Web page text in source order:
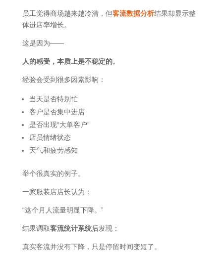
员工觉得商场越来越冷清，但客流数据分析结果却显示整
体进店率增长。
这是因为——
人的感受，本质上是不稳定的。
经验会受到很多因素影响：
当天是否特别忙
客户是否集中进店
是否出现“大单客户”
店员情绪状态
天气和疲劳感知
举个很真实的例子。
一家服装店店长认为：
“这个月人流量明显下降。”
结果调取客流统计系统后发现：
真实客流并没有下降，只是停留时间变短了。